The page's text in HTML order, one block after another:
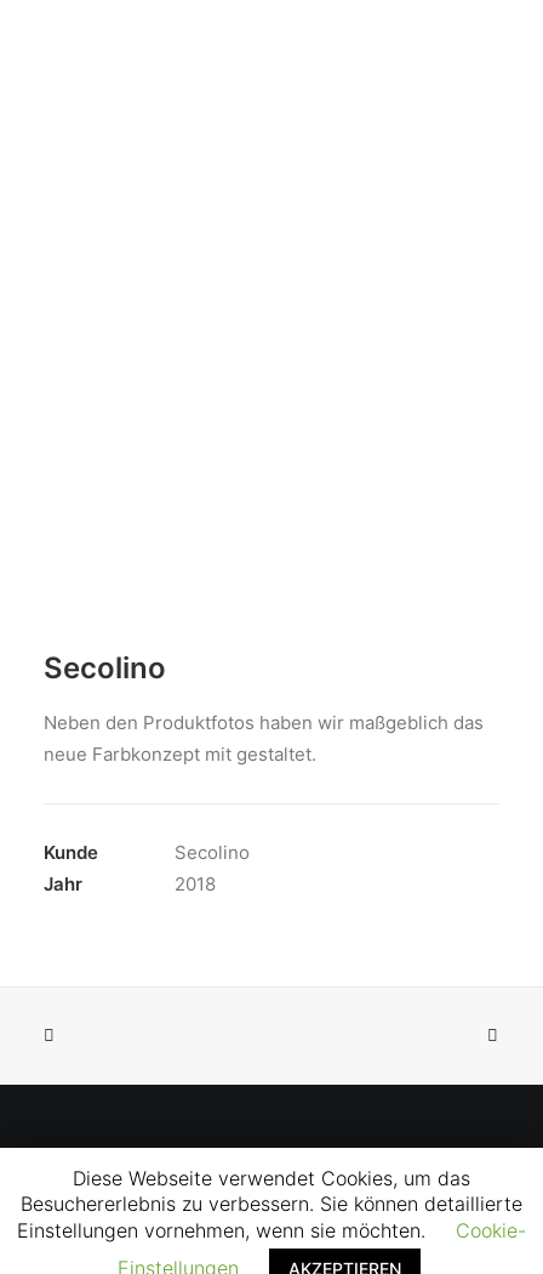
Secolino
Neben den Produktfotos haben wir maßgeblich das
neue Farbkonzept mit gestaltet.
Kunde
Secolino
Jahr
2018
© 2026 Thomas Koschel. All rights reserved
Diese Webseite verwendet Cookies, um das
Besuchererlebnis zu verbessern. Sie können detaillierte
Einstellungen vornehmen, wenn sie möchten.
Cookie-
Einstellungen
AKZEPTIEREN